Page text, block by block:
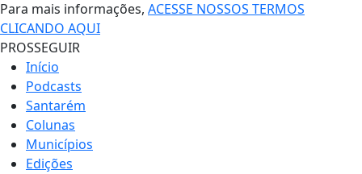
Para mais informações, ACESSE NOSSOS TERMOS
CLICANDO AQUI
PROSSEGUIR
Início
Podcasts
Santarém
Colunas
Municípios
Edições